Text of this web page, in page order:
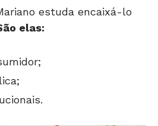
estuda encaixá-lo
elas: